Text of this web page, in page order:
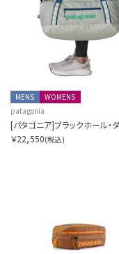
MENS
WOMENS
patagonia
￥22,550(税込)